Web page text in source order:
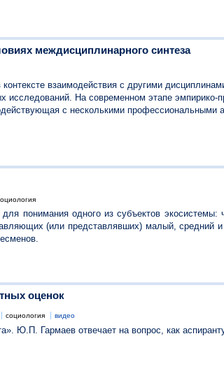
междисциплинарного синтеза
взаимодействия с другими
исследований. На современном этапе эмпирико-
с несколькими профессиональными
понимания одного из субъектов экосистемы:
(или представлявших) малый, средний
оценок
социология видео
Ю.П. Гармаев отвечает на вопрос, как